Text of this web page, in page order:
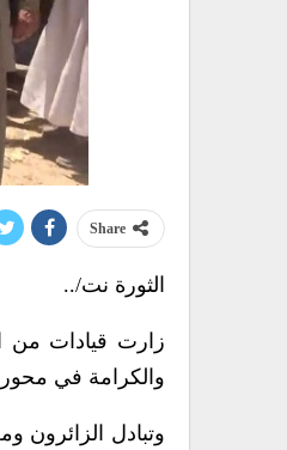
Share
الثورة نت/..
زارت قيادات من
والكرامة في
وتبادل الزائرون